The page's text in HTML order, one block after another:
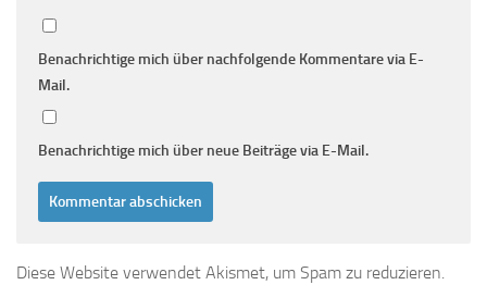
Benachrichtige mich über nachfolgende Kommentare via E-
Mail.
Benachrichtige mich über neue Beiträge via E-Mail.
Diese Website verwendet Akismet, um Spam zu reduzieren.